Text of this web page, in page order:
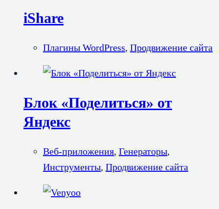
iShare
Плагины WordPress, Продвижение сайта
Блок «Поделиться» от
Яндекс
Веб-приложения, Генераторы,
Инструменты, Продвижение сайта